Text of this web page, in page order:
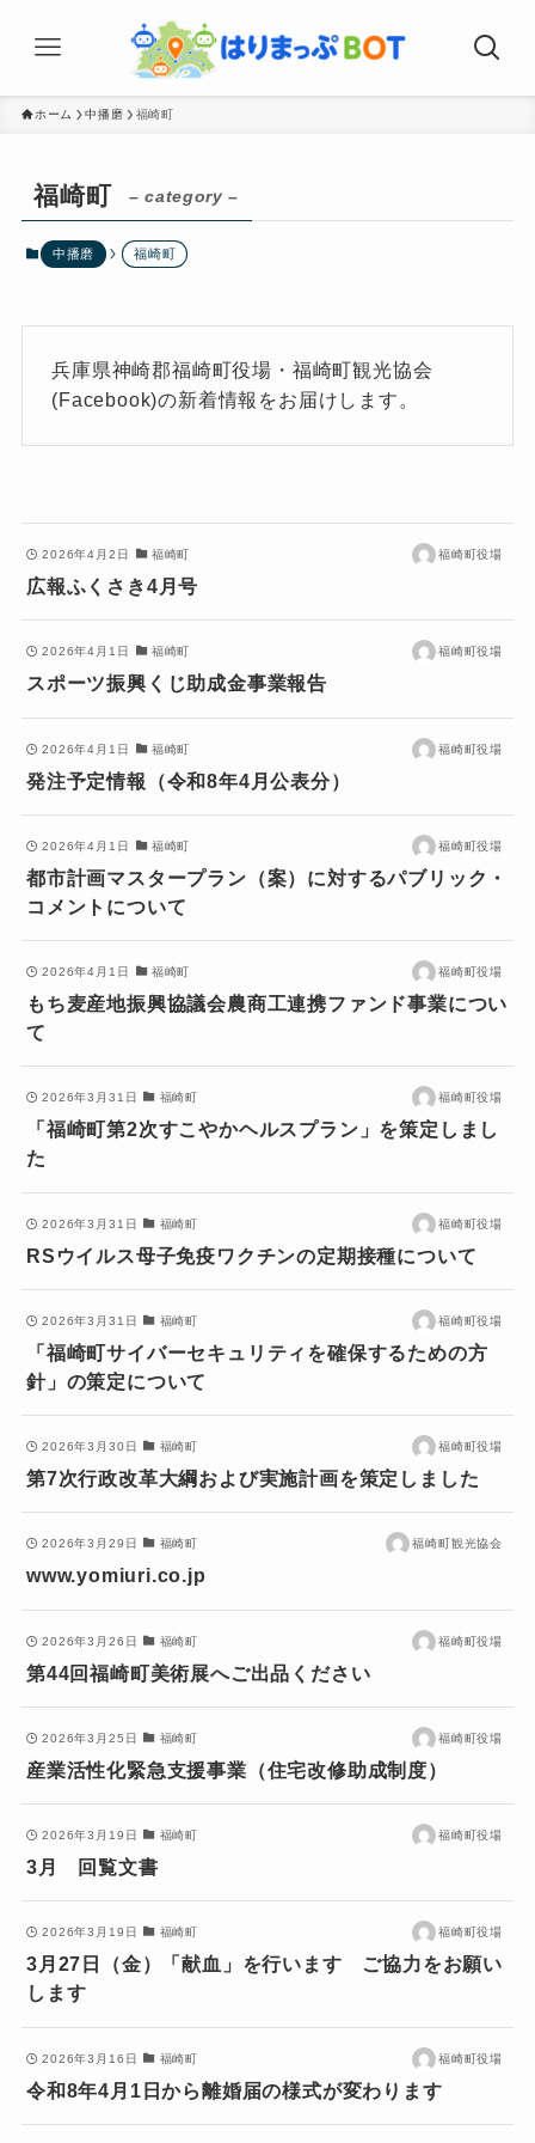
ホーム 中播磨 福崎町
福崎町 – category –
中播磨 福崎町
兵庫県神崎郡福崎町役場・福崎町観光協会
(Facebook)の新着情報をお届けします。
2026年4月2日 福崎町 福崎町役場
広報ふくさき4月号
2026年4月1日 福崎町 福崎町役場
スポーツ振興くじ助成金事業報告
2026年4月1日 福崎町 福崎町役場
発注予定情報（令和8年4月公表分）
2026年4月1日 福崎町 福崎町役場
都市計画マスタープラン（案）に対するパブリック・
コメントについて
2026年4月1日 福崎町 福崎町役場
もち麦産地振興協議会農商工連携ファンド事業につい
て
2026年3月31日 福崎町 福崎町役場
「福崎町第2次すこやかヘルスプラン」を策定しまし
た
2026年3月31日 福崎町 福崎町役場
RSウイルス母子免疫ワクチンの定期接種について
2026年3月31日 福崎町 福崎町役場
「福崎町サイバーセキュリティを確保するための方
針」の策定について
2026年3月30日 福崎町 福崎町役場
第7次行政改革大綱および実施計画を策定しました
2026年3月29日 福崎町 福崎町観光協会
www.yomiuri.co.jp
2026年3月26日 福崎町 福崎町役場
第44回福崎町美術展へご出品ください
2026年3月25日 福崎町 福崎町役場
産業活性化緊急支援事業（住宅改修助成制度）
2026年3月19日 福崎町 福崎町役場
3月 回覧文書
2026年3月19日 福崎町 福崎町役場
3月27日（金）「献血」を行います ご協力をお願い
します
2026年3月16日 福崎町 福崎町役場
令和8年4月1日から離婚届の様式が変わります